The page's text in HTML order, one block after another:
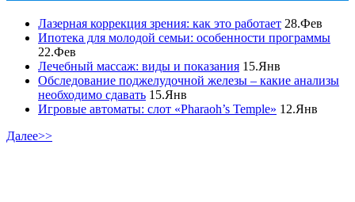
Лазерная коррекция зрения: как это работает 28.Фев
Ипотека для молодой семьи: особенности программы
22.Фев
Лечебный массаж: виды и показания 15.Янв
Обследование поджелудочной железы – какие анализы
необходимо сдавать 15.Янв
Игровые автоматы: слот «Pharaoh’s Temple» 12.Янв
Далее>>